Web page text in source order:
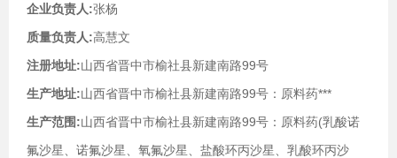
企业负责人:张杨
质量负责人:高慧文
注册地址:山西省晋中市榆社县新建南路99号
生产地址:山西省晋中市榆社县新建南路99号：原料药***
生产范围:山西省晋中市榆社县新建南路99号：原料药(乳酸诺
氟沙星、诺氟沙星、氧氟沙星、盐酸环丙沙星、乳酸环丙沙